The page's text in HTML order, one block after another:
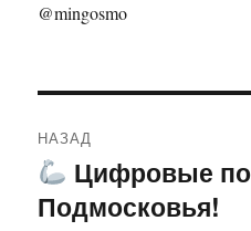
@mingosmo
по
записям
НАЗАД
Предыдущая
запись:
Цифровые
Подмосковья!